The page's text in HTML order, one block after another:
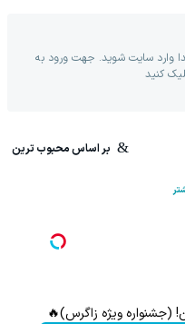
وارد سایت شوید. جهت ورود به
کنید
بر اساس محبوب ترین
(جشنواره ویژه زاگرس)🔥